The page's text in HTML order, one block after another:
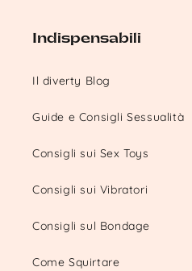
Indispensabili
Il diverty Blog
Guide e Consigli Sessualità
Consigli sui Sex Toys
Consigli sui Vibratori
Consigli sul Bondage
Come Squirtare